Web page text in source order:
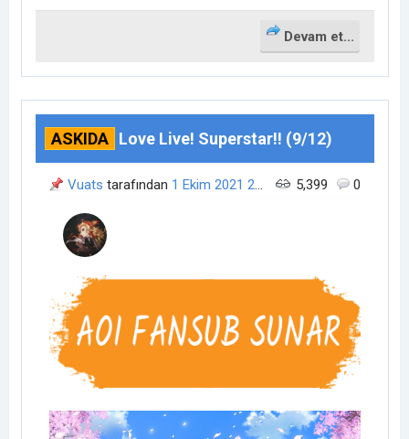
Devam et...
ASKIDA Love Live! Superstar!! (9/12)
0
5,399
Vuats tarafından 1 Ekim 2021 23:18 zamanında açıldı.